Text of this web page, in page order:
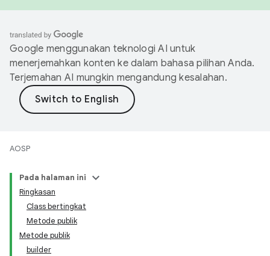
Google menggunakan teknologi AI untuk
menerjemahkan konten ke dalam bahasa pilihan Anda.
Terjemahan AI mungkin mengandung kesalahan.
AOSP
Pada halaman ini
Ringkasan
Class bertingkat
Metode publik
Metode publik
builder